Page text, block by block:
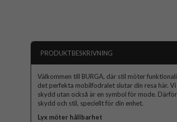
PRODUKTBESKRIVNING
Välkommen till BURGA, där stil möter
det perfekta mobilfodralet slutar din resa här.
skydd utan också är en symbol för mode.
skydd och stil, speciellt för din enhet.
Lyx möter hållbarhet